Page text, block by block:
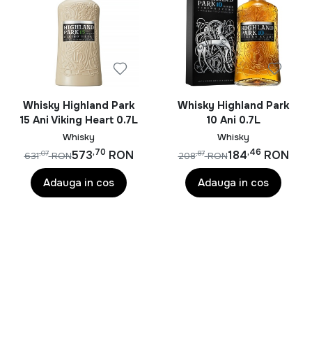
Baileys Irish Cream este băutura perfecta pentru
petrecerile somptuoase, însă poate reprezenta o doza
de răsfăț binemeritat într-o zi de weekend. Mireasma
puternica de cafea învăluită perfect de parfumul intens
de uitat.
Whisky Highland Park
15 Ani Viking Heart 0.7L
Whisky
573,70 RON
631,07 RON
Adauga in cos
Whisky Highland Park
10 Ani 0.7L
Whisky
184,46 RON
208,87 RON
Adauga in cos